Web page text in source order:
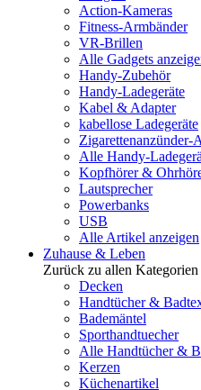
Action-Kameras
Fitness-Armbänder
VR-Brillen
Alle Gadgets
Handy-Zubehör
Handy-Ladegeräte
Kabel & Adapter
kabellose Ladegeräte
Zigarettenanzünder-
Alle Handy-
Kopfhörer &
Lautsprecher
Powerbanks
USB
Alle Artikel anzeigen
Zuhause & Leben
Zurück zu allen Kategorien
Decken
Handtücher &
Bademäntel
Sporthandtuecher
Alle Handtücher &
Kerzen
Küchenartikel